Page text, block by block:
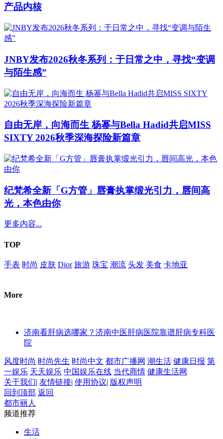
产品内核
JNBY发布2026秋冬系列：于日常之中，寻找“变调
与陌生感”
自由无岸，向海而生 杨幂与Bella Hadid共启MISS
SIXTY 2026秋季深海探险新篇章
纪梵希全新「G方管」唇膏执掌缎光引力，唇间高
光，本色由你
更多内容...
TOP
手表 时尚 皮肤 Dior 旅游 珠宝 潮流 头发 美食 卡地亚
More
济南看肝病选哪家？济南中医肝病医院靠谱肝病专科医
院
风度时尚 时尚先生 时尚中文 都市广播网 潮生活 健康日报 第
一娱乐 天天娱乐 中国娱乐在线 当代商情 健康生活网
关于我们| 友情链接| 使用协议| 版权声明
回到顶部 返回
都市丽人
频道推荐
生活